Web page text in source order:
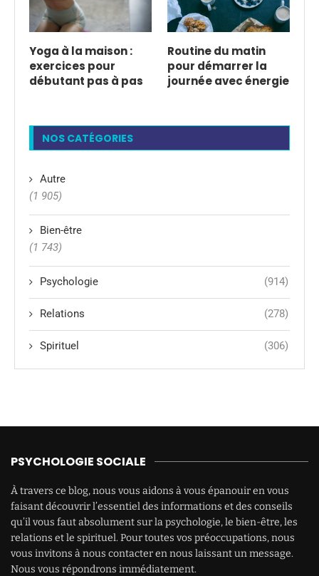
Yoga à la maison :
exercices pour
débutant pas à pas
Routine du matin
pour démarrer la
journée avec énergie
NOS CATÉGORIES
Autre
(1 905)
Bien-être
(1 743)
Psychologie (914)
Relations (278)
Spirituel (306)
PSYCHOLOGIE SOCIALE
À travers ce blog, nous vous aidons à vous épanouir en vous
faisant découvrir l’essentiel des informations et des conseils
qu’il vous faut absolument sur la psychologie, le bien-être, les
relations et le spirituel. Pour toutes vos préoccupations, nous
vous invitons à nous contacter en nous laissant un message.
Nous vous répondrons immédiatement.